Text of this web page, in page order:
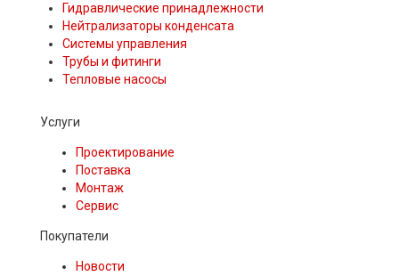
Гидравлические принадлежности
Нейтрализаторы конденсата
Системы управления
Трубы и фитинги
Тепловые насосы
Услуги
Проектирование
Поставка
Монтаж
Сервис
Покупатели
Новости